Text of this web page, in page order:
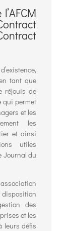
tant que
réjouis de
qui permet
et les
les
et ainsi
utiles
Journal du
disposition
des
et les
leurs défis